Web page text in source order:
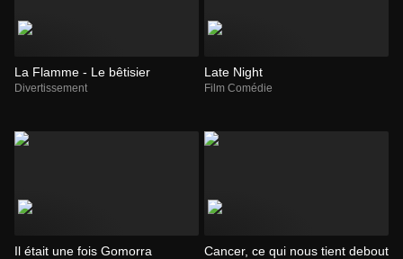
La Flamme - Le bêtisier
Divertissement
Late Night
Film Comédie
Il était une fois Gomorra Cancer, ce qui nous tient debout